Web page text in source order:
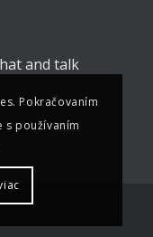
and talk
Pokračovaním
s používaním